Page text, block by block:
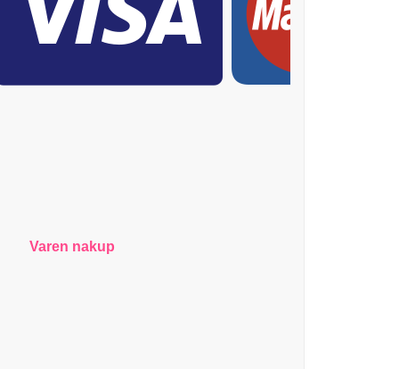
Varen nakup